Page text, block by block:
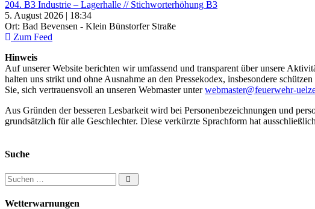
204. B3 Industrie – Lagerhalle // Stichworterhöhung B3
5. August 2026 | 18:34
Ort: Bad Bevensen - Klein Bünstorfer Straße
Zum Feed
Hinweis
Auf unserer Website berichten wir umfassend und transparent über unsere
halten uns strikt und ohne Ausnahme an den Pressekodex, insbesondere
Sie, sich vertrauensvoll an unseren Webmaster unterwebmaster@feuerwehr-
Aus Gründen der besseren Lesbarkeit wird bei Personenbezeichnungen und
grundsätzlich für alle Geschlechter. Diese verkürzte Sprachform hat
Suche
Suchen nach:
Wetterwarnungen